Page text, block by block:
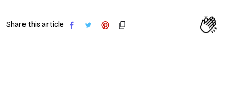
Share this article